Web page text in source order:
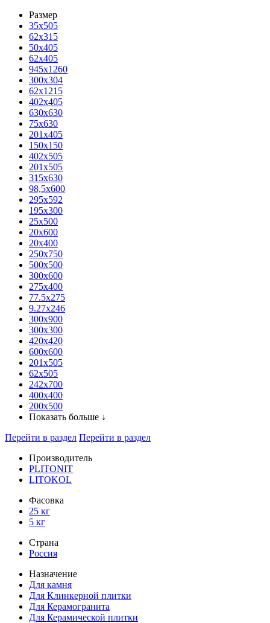
Размер
35х505
62x315
50x405
62х405
945x1260
300x304
62x1215
402x405
630x630
75x630
201x405
150x150
402x505
201x505
315x630
98,5х600
295x592
195х300
25x500
20х600
20х400
250x750
500x500
300x600
275x400
77.5х275
9.27x246
300x900
300x300
420х420
600х600
201х505
62х505
242х700
400х400
200х500
Показать больше ↓
Перейти в раздел Перейти в раздел
Производитель
PLITONIT
LITOKOL
Фасовка
25 кг
5 кг
Страна
Россия
Назначение
Для камня
Для Клинкерной плитки
Для Керамогранита
Для Керамической плитки